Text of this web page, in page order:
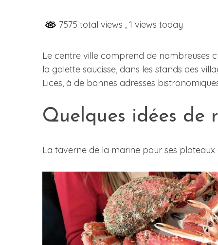
7575 total views , 1 views today
Le centre ville comprend de nombreuses
la galette saucisse, dans les stands des
Lices, à de bonnes adresses
Quelques idées de
La taverne de la marine pour ses